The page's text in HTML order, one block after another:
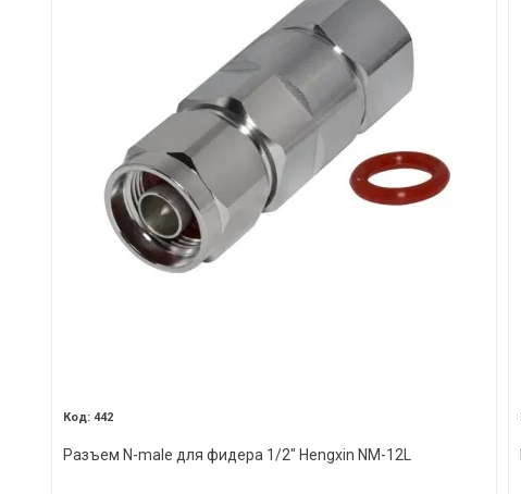
442
Разъем N-male для фидера 1/2" Hengxin NM-12L